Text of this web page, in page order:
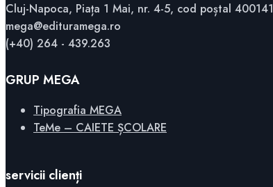
Cluj-Napoca, Piața 1 Mai, nr. 4-5, cod poștal 400141
mega@edituramega.ro
(+40) 264 - 439.263
GRUP MEGA
Tipografia MEGA
TeMe – CAIETE ȘCOLARE
servicii clienți